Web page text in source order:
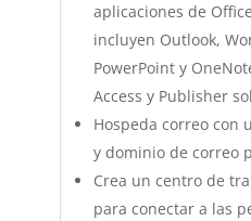
aplicaciones de
incluyen Outlook,
PowerPoint y
Access y Publisher
Hospeda correo con
y dominio de correo
Crea un centro de
para conectar a las